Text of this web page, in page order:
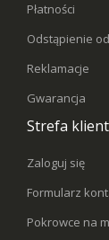
Płatności
Odstąpienie
Reklamacje
Gwarancja
Strefa
Zaloguj się
Formularz
Pokrowce na